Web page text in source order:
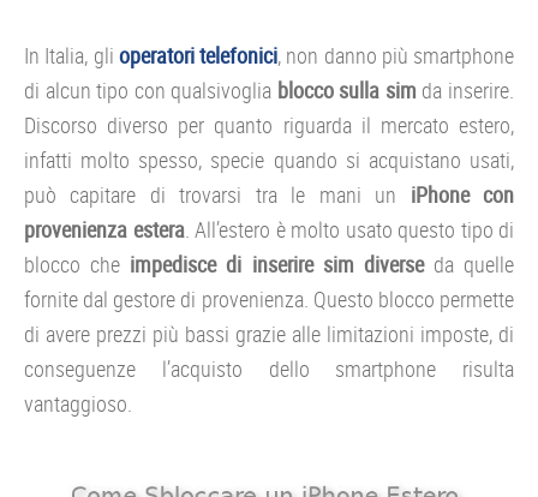
In Italia, gli operatori telefonici, non danno più smartphone
di alcun tipo con qualsivoglia blocco sulla sim da inserire.
Discorso diverso per quanto riguarda il mercato estero,
infatti molto spesso, specie quando si acquistano usati,
può capitare di trovarsi tra le mani un iPhone con
provenienza estera. All’estero è molto usato questo tipo di
blocco che impedisce di inserire sim diverseda quelle
fornite dal gestore di provenienza. Questo blocco permette
di avere prezzi più bassi grazie alle limitazioni imposte, di
conseguenze l’acquisto dello smartphone risulta
vantaggioso.